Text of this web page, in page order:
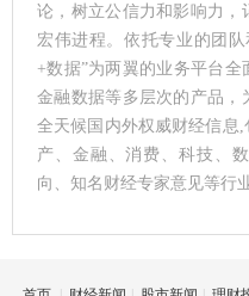
论，树立公信力和影响力，
宏伟进程。依托专业的团
+数据”为两翼的业务平台
金融数据等多层次的产品，
全天候国内外权威财经信息
产、金融、消费、科技、
向、知名财经专家意见等行